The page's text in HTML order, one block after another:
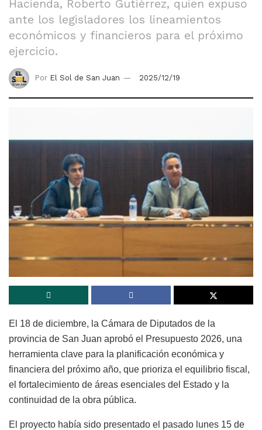
Hacienda, Roberto Gutiérrez, quien expuso
ante los legisladores los lineamientos
económicos y financieros para el próximo
ejercicio.
Por El Sol de San Juan 2025/12/19
El 18 de diciembre, la Cámara de Diputados de la
provincia de San Juan aprobó el Presupuesto 2026, una
herramienta clave para la planificación económica y
financiera del próximo año, que prioriza el equilibrio fiscal,
el fortalecimiento de áreas esenciales del Estado y la
continuidad de la obra pública.
El proyecto había sido presentado el pasado lunes 15 de